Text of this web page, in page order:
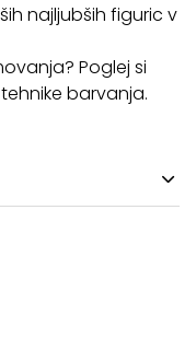
najljubših figuric v
Poglej si
barvanja.